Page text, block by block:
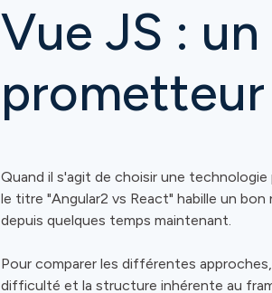
Vue JS :
prometteur
Quand il s'agit de choisir une
le titre "Angular2 vs React" habille un
depuis quelques temps maintenant.
Pour comparer les différentes
difficulté et la structure inhérente au